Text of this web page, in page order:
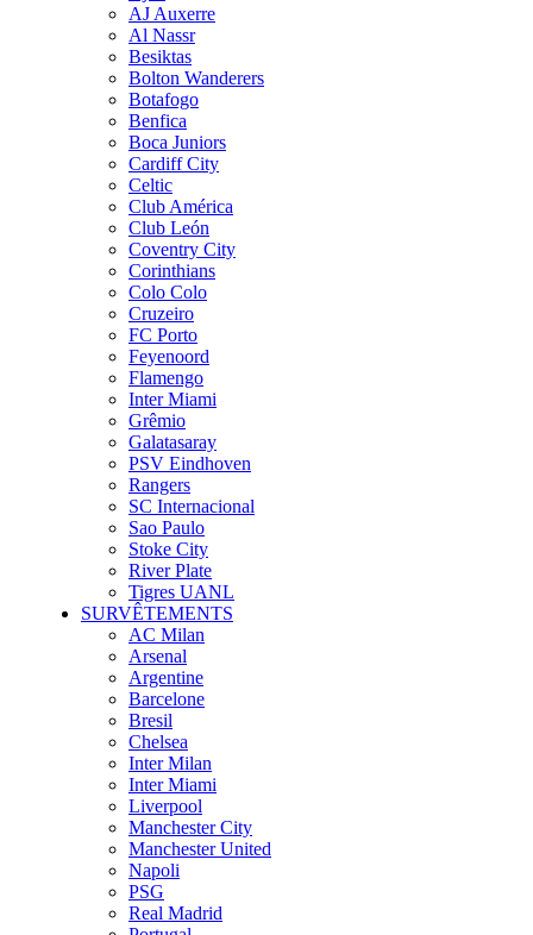
AJ Auxerre
Al Nassr
Besiktas
Bolton Wanderers
Botafogo
Benfica
Boca Juniors
Cardiff City
Celtic
Club América
Club León
Coventry City
Corinthians
Colo Colo
Cruzeiro
FC Porto
Feyenoord
Flamengo
Inter Miami
Grêmio
Galatasaray
PSV Eindhoven
Rangers
SC Internacional
Sao Paulo
Stoke City
River Plate
Tigres UANL
SURVÊTEMENTS
AC Milan
Arsenal
Argentine
Barcelone
Bresil
Chelsea
Inter Milan
Inter Miami
Liverpool
Manchester City
Manchester United
Napoli
PSG
Real Madrid